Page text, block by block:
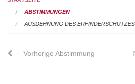
ABSTIMMUNGEN
AUSDEHNUNG DES ERFINDERSCHUTZES
Vorherige Abstimmung